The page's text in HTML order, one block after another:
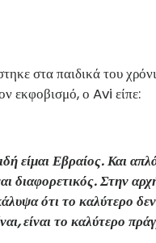
στα παιδικά του
εκφοβισμό, ο Avi είπε:
είμαι Εβραίος. Και
διαφορετικός. Στην
ότι το καλύτερο
είναι το καλύτερο